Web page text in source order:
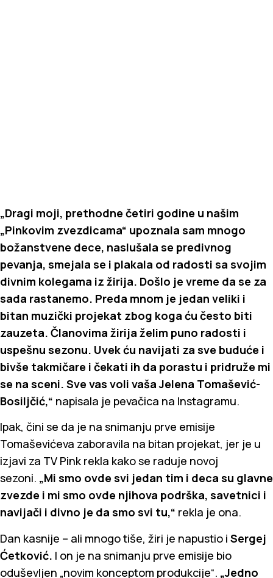
„Dragi moji, prethodne četiri godine u našim
„Pinkovim zvezdicama“ upoznala sam mnogo
božanstvene dece, naslušala se predivnog
pevanja, smejala se i plakala od radosti sa svojim
divnim kolegama iz žirija. Došlo je vreme da se za
sada rastanemo. Preda mnom je jedan veliki i
bitan muzički projekat zbog koga ću često biti
zauzeta. Članovima žirija želim puno radosti i
uspešnu sezonu. Uvek ću navijati za sve buduće i
bivše takmičare i čekati ih da porastu i pridruže mi
se na sceni. Sve vas voli vaša Jelena Tomašević-
Bosiljčić,“ napisala je pevačica na Instagramu.
Ipak, čini se da je na snimanju prve emisije
Tomaševićeva zaboravila na bitan projekat, jer je u
izjavi za TV Pink rekla kako se raduje novoj
sezoni. „Mi smo ovde svi jedan tim i deca su glavne
zvezde i mi smo ovde njihova podrška, savetnici i
navijači i divno je da smo svi tu,“ rekla je ona.
Dan kasnije – ali mnogo tiše, žiri je napustio i Sergej
Ćetković. I on je na snimanju prve emisije bio
oduševljen „novim konceptom produkcije“. „Jedno